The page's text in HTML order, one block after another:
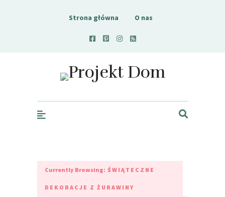
Strona główna O nas
Projekt Dom
Currently Browsing: ŚWIĄTECZNE
DEKORACJE Z ŻURAWINY